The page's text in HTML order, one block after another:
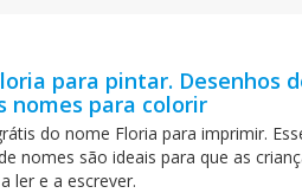
para pintar. Desenhos
nomes para colorir
do nome Floria para imprimir.
nomes são ideais para que as
ler e a escrever.